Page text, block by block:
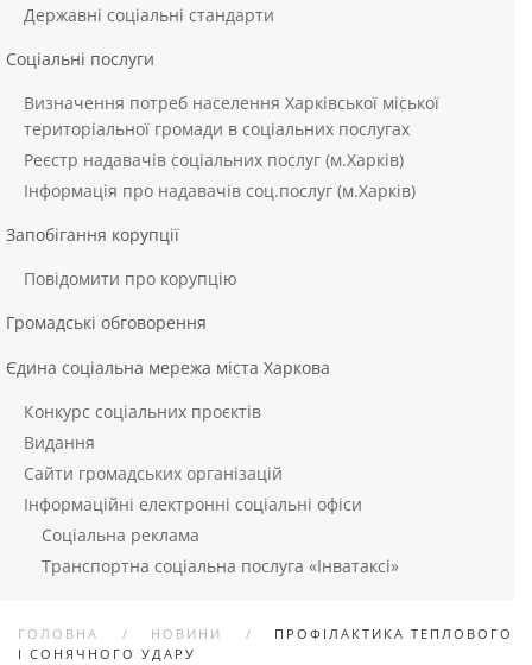
Державні соціальні стандарти
Соціальні послуги
Визначення потреб населення Харківської міської
територіальної громади в соціальних послугах
Реєстр надавачів соціальних послуг (м.Харків)
Інформація про надавачів соц.послуг (м.Харків)
Запобігання корупції
Повідомити про корупцію
Громадські обговорення
Єдина соціальна мережа міста Харкова
Конкурс соціальних проєктів
Видання
Сайти громадських організацій
Інформаційні електронні соціальні офіси
Соціальна реклама
Транспортна соціальна послуга «Інватаксі»
ГОЛОВНА НОВИНИ
ПРОФІЛАКТИКА ТЕПЛОВОГО
І СОНЯЧНОГО УДАРУ